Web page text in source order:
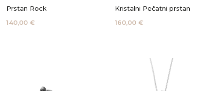
Prstan Rock
140,00 €
Kristalni Pečatni prstan
160,00 €